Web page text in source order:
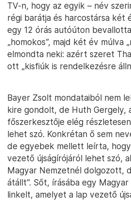
TV-n, hogy az egyik – név
régi barátja és harcostársa két
egy 12 órás autóúton
„homokos”, majd két év múlva
elmondta neki: azért szeret
ott „kisfiúk is rendelkezésre
Bayer Zsolt mondataiból nem
kire gondolt, de Huth Gergely,
főszerkesztője elég
lehet szó. Konkrétan ő sem
de egyebek mellett leírta,
vezető újságírójáról lehet szó,
Magyar Nemzetnél dolgozott,
átállt”. Sőt, írásába egy
linkelt, amelyet a lap vezető